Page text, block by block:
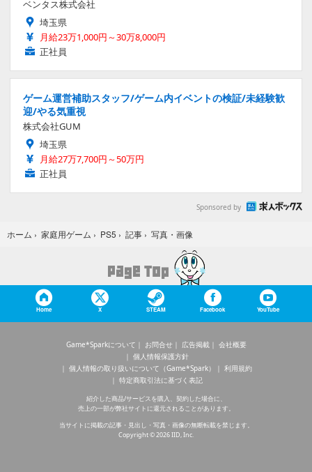
ベンタス株式会社
埼玉県
月給23万1,000円～30万8,000円
正社員
ゲーム運営補助スタッフ/ゲーム内イベントの検証/未経験歓
迎/やる気重視
株式会社GUM
埼玉県
月給27万7,700円～50万円
正社員
Sponsored by
ホーム › 家庭用ゲーム › PS5 › 記事 › 写真・画像
Home X STEAM Facebook YouTube
Game*Sparkについて お問合せ 広告掲載
会社概要
個人情報保護方針
個人情報の取り扱いについて（Game*Spark）
利用規約
特定商取引法に基づく表記
紹介した商品/サービスを購入、契約した場合に、
売上の一部が弊社サイトに還元されることがあります。
当サイトに掲載の記事・見出し・写真・画像の無断転載を禁じます。
Copyright © 2026 IID, Inc.